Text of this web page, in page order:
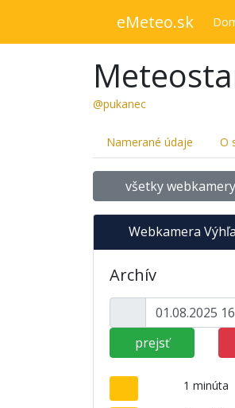
eMeteo.sk
@pukanec
Namerané údaje O
všetky webkamery
Webkamera
Archív
prejsť
1 minúta